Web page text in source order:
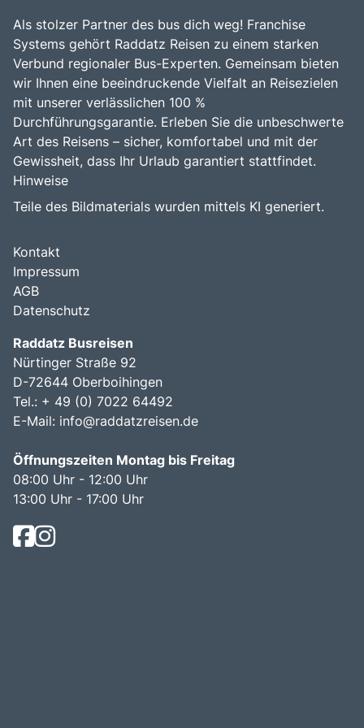
Als stolzer Partner des bus dich weg! Franchise
Systems gehört Raddatz Reisen zu einem starken
Verbund regionaler Bus-Experten. Gemeinsam bieten
wir Ihnen eine beeindruckende Vielfalt an Reisezielen
mit unserer verlässlichen 100 %
Durchführungsgarantie. Erleben Sie die unbeschwerte
Art des Reisens – sicher, komfortabel und mit der
Gewissheit, dass Ihr Urlaub garantiert stattfindet.
Hinweise
Teile des Bildmaterials wurden mittels KI generiert.
Kontakt
Impressum
AGB
Datenschutz
Raddatz Busreisen
Nürtinger Straße 92
D-72644 Oberboihingen
Tel.: + 49 (0) 7022 64492
E-Mail: info@raddatzreisen.de
Öffnungszeiten Montag bis Freitag
08:00 Uhr - 12:00 Uhr
13:00 Uhr - 17:00 Uhr